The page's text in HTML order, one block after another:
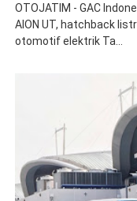
OTOJATIM - GAC
AION UT, hatchback
otomotif elektrik Ta...